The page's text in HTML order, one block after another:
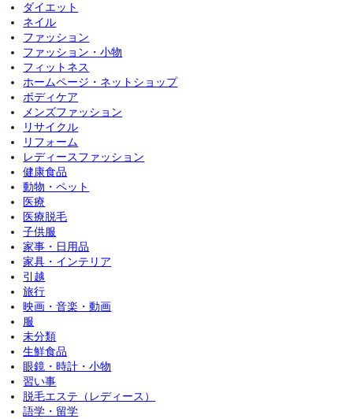
ダイエット
ネイル
ファッション
ファッション・小物
フィットネス
ホームページ・ネットショップ
ボディケア
メンズファッション
リサイクル
リフォーム
レディースファッション
健康食品
動物・ペット
医療
医療脱毛
子供服
家事・日用品
家具・インテリア
引越
旅行
映画・音楽・動画
服
未分類
生鮮食品
眼鏡・時計・小物
習い事
脱毛エステ（レディース）
語学・留学